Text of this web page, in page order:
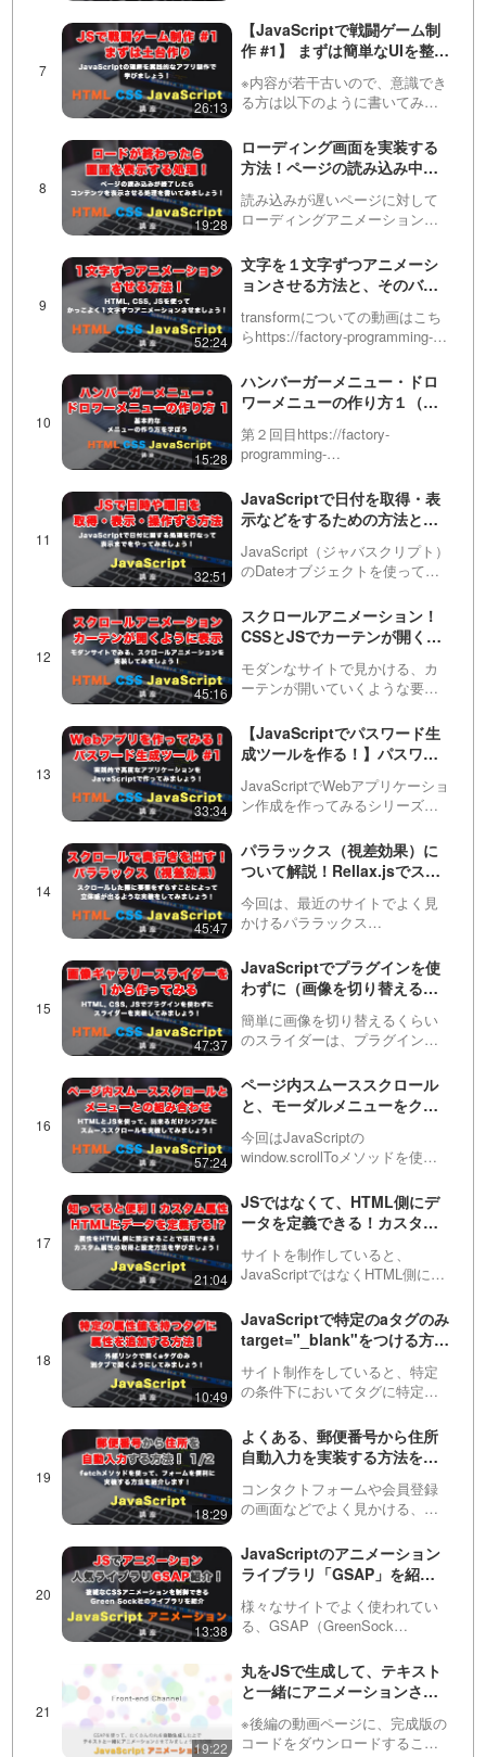
は実際にカウントダウンタイマ
ーを作っているところを説明し
ながらsetIntervalとclearInt…
26:13
【JavaScriptで戦闘ゲーム制
作 #1】 まずは簡単なUIを整え
ら作っていきましょう！
※内容が若干古いので、意識でき
る方は以下のように書いてみて
るところはアロー関数で書きま
しょう。・オブジェクトからデ
ータを取得するときは、ドット
を使って書いてください。//…
19:28
ローディング画面を実装する
方法！ページの読み込み中に
を表示させてみましょう！
読み込みが遅いページに対して
ローディングアニメーション
しないといけない場面があると
思いますが、今回はユーザーに
待たせているのを感じさせにく
いローディン…
52:24
文字を１文字ずつアニメーシ
ョンさせる方法と、そのバリ
かっこいいCSSアニメーショ
ンを実装できるようになりま
transformについての動画はこち
らhttps://factory-programming-
文字ずつアニメーションで動か
す方法を紹介します。最近はア
ニメ…
15:28
ハンバーガーメニュー・ドロ
ワーメニューの作り方１（全
第２回目https://factory-
programming-
３回目https://factory-
programming-mv.com/vid…
32:51
JavaScriptで日付を取得・表
示などをするための方法とあ
をする方法
JavaScript（ジャバスクリプト）
のDateオブジェクトを使って、
表示してみましょう！基本が分
かったら、明日の今の日時を表
示したり、ある日付までのカウ
ントダウン日を…
45:16
スクロールアニメーション！
CSSとJSでカーテンが開くよ
モダンなサイトで見かける、カ
ーテンが開いていくような要素
解説しています。CSSと
JavaScriptをうまく組み合わせる
ことによって実現できますが、
少々難しい部分もあるの…
33:34
【JavaScriptでパスワード生
成ツールを作る！】パスワー
ってみましょう！ まずはファ
イルの作成や簡単なパスワー
JavaScriptでWebアプリケーショ
ン作成を作ってみるシリーズの
をおこないながら、実際にアプ
リケーションを作っていきま
す。実践的なツールを作ること
でJavaScri…
45:47
パララックス（視差効果）に
ついて解説！Rellax.jsでスク
かけて、奥行きのある演出を
してみましょう！
今回は、最近のサイトでよく見
かけるパララックス
法について解説しています。自
前で実装するのは難しいため、
Rellax.js（リラックス）という
jQuery（ジェイ…
47:37
JavaScriptでプラグインを使
わずに（画像を切り替える）
う！
簡単に画像を切り替えるくらい
のスライダーは、プラグインの
たほうが早く作れることがあり
ます。この動画ではHTML, CSS,
JavaScriptを使って１からギャラ
リーの…
57:24
ページ内スムーススクロール
と、モーダルメニューをクリ
じについて！
今回はJavaScriptの
window.scrollToメソッドを使っ
ススクロールを実装する方法を
紹介しています。単にヘッダー
のメニューにページ内リンクを
設定する方法と…
21:04
JSではなくて、HTML側にデ
ータを定義できる！カスタム
用方法と実践的な活用法につ
いて
サイトを制作していると、
JavaScriptではなくHTML側にデ
場合があります。そういった時
に使えるのが、このカスタム属
性です！この動画では実際の設
定方法や活用方法など…
10:49
JavaScriptで特定のaタグのみ
target="_blank"をつける方
グに属性を付与する方法）
サイト制作をしていると、特定
の条件下においてタグに特定の
この動画では、aタグのhref属性
がhttpから始まる場合にのみ、別
のタブで開くtarget属性を指定す
る方法を紹…
18:29
よくある、郵便番号から住所
自動入力を実装する方法を紹
コンタクトフォームや会員登録
の画面などでよく見かける、住
ます！第１回目のこの動画で
は、簡単な見た目とJSを書いて
いきます。２つ目の動画は会員
専用です。登録は以下から出来
ま…
13:38
JavaScriptのアニメーション
ライブラリ「GSAP」を紹
を見ていきます GSAP #1
様々なサイトでよく使われてい
る、GSAP（GreenSock
ーサップ）について紹介しま
す！CSSやSASSだけでは難し
いアニメーションの制御ができ
る…
19:22
丸をJSで生成して、テキスト
と一緒にアニメーションさせ
回目） ※後編は動画の概要欄
にあります
※後編の動画ページに、完成版の
コードをダウンロードすること